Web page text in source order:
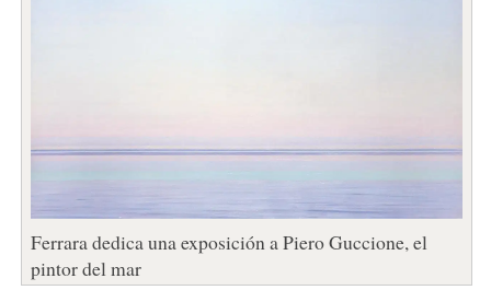
Ferrara dedica una exposición a Piero Guccione, el
pintor del mar